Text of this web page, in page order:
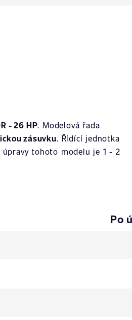
- 26 HP. Modelová řada
zásuvku. Řídící jednotka
úpravy tohoto modelu je 1 - 2
Po